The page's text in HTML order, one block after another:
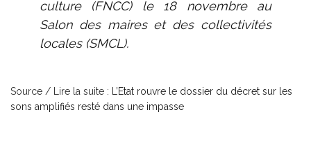
culture (FNCC) le 18 novembre au
Salon des maires et des collectivités
locales (SMCL).
Source / Lire la suite :
L’Etat rouvre le dossier du décret sur les
sons amplifiés resté dans une impasse